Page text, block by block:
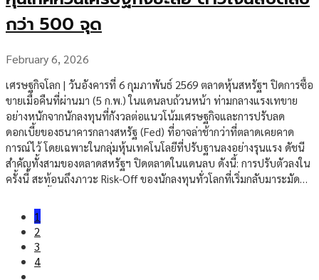
ถือว่าอยู่ในโซนเสี่ยง 2. รายได้กระจุกตัวแค่ไหน? ถ้าลูกค้า 3 รายแรกสร้าง
รายได้เกิน […]
กว่า 500 จุด
February 6, 2026
เศรษฐกิจโลก | วันอังคารที่ 6 กุมภาพันธ์ 2569 ตลาดหุ้นสหรัฐฯ ปิดการซื้อ
ขายเมื่อคืนที่ผ่านมา (5 ก.พ.) ในแดนลบถ้วนหน้า ท่ามกลางแรงเทขาย
อย่างหนักจากนักลงทุนที่กังวลต่อแนวโน้มเศรษฐกิจและการปรับลด
ดอกเบี้ยของธนาคารกลางสหรัฐ (Fed) ที่อาจล่าช้ากว่าที่ตลาดเคยคาด
การณ์ไว้ โดยเฉพาะในกลุ่มหุ้นเทคโนโลยีที่ปรับฐานลงอย่างรุนแรง ดัชนี
สำคัญทั้งสามของตลาดสหรัฐฯ ปิดตลาดในแดนลบ ดังนี้: การปรับตัวลงใน
ครั้งนี้ สะท้อนถึงภาวะ Risk-Off ของนักลงทุนทั่วโลกที่เริ่มกลับมาระมัด
กังวลด้านมูลค่าและแนวโน้มผลประกอบการ หุ้นในกลุ่มเทคโนโลยีซึ่ง
เป็นกลุ่มนำตลาดในปีที่ผ่านมา กลับกลายเป็นเป้าหมายของแรงขายใน
รอบนี้ โดยหุ้นใหญ่อย่าง Apple, Microsoft, Nvidia และ Meta ต่างปรับ
ตัวลงอย่างชัดเจน หลังจากราคาหุ้นก่อนหน้านี้ปรับขึ้นแรงจนเริ่มมีคำถาม
ถึง “มูลค่าที่เหมาะสม” นักวิเคราะห์หลายรายชี้ว่า การที่ตลาดแรงงาน
1
2
3
4